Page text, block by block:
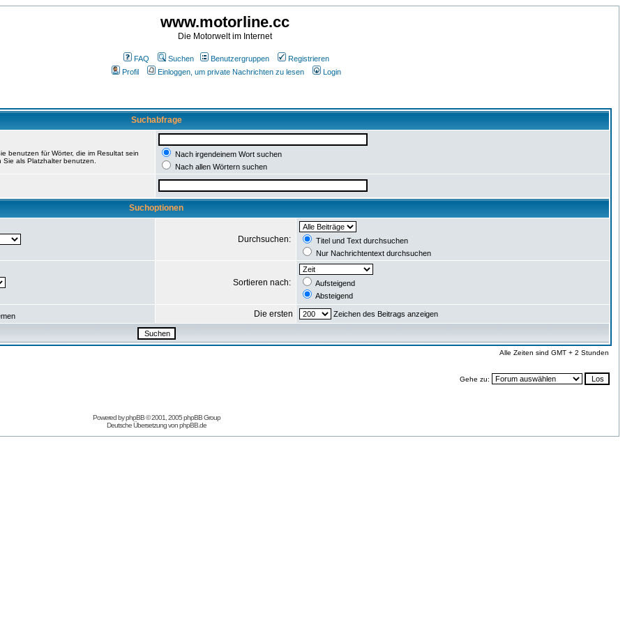
www.motorline.cc
Die Motorwelt im Internet
FAQ Suchen Benutzergruppen
Registrieren
Profil
Einloggen, um private Nachrichten zu lesen Login
Suchabfrage
benutzen für Wörter, die im Resultat sein
als Platzhalter benutzen.
Nach irgendeinem Wort suchen
Nach allen Wörtern suchen
Suchoptionen
Durchsuchen:
Titel und Text durchsuchen
Nur Nachrichtentext durchsuchen
Sortieren nach:
Aufsteigend
Absteigend
Die ersten Zeichen des Beitrags anzeigen
Alle Zeiten sind GMT + 2 Stunden
Gehe zu:
Powered byphpBB© 2001, 2005 phpBB Group
Deutsche Übersetzung vonphpBB.de